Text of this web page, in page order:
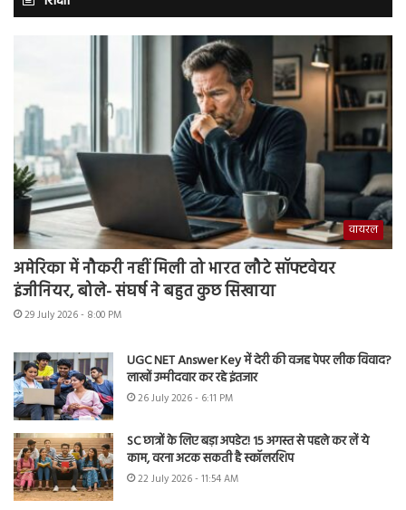
वायरल
अमेरिका में नौकरी नहीं मिली तो भारत लौटे सॉफ्टवेयर
इंजीनियर, बोले- संघर्ष ने बहुत कुछ सिखाया
29 July 2026 - 8:00 PM
UGC NET Answer Key में देरी की वजह पेपर लीक विवाद?
लाखों उम्मीदवार कर रहे इंतजार
26 July 2026 - 6:11 PM
SC छात्रों के लिए बड़ा अपडेट! 15 अगस्त से पहले कर लें ये
काम, वरना अटक सकती है स्कॉलरशिप
22 July 2026 - 11:54 AM